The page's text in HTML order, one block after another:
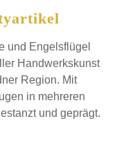
und Engelsflügel
Handwerkskunst
Region. Mit
in mehreren
und geprägt.